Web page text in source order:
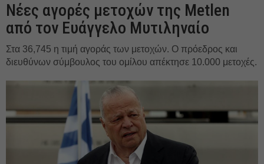
Νέες αγορές μετοχών της Metlen
από τον Ευάγγελο Μυτιληναίο
Στα 36,745 η τιμή αγοράς των μετοχών. Ο πρόεδρος και
διευθύνων σύμβουλος του ομίλου απέκτησε 10.000 μετοχές.